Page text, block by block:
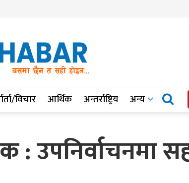
विचार आर्थिक अन्तर्राष्ट्रिय अन्य
: उपनिर्वाचनमा